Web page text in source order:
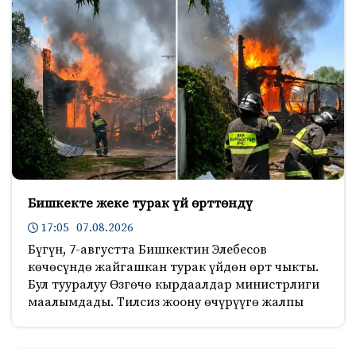
Бишкекте жеке турак үй өрттөндү
17:05 07.08.2026
Бүгүн, 7-августта Бишкектин Элебесов
көчөсүндө жайгашкан турак үйдөн өрт чыкты.
Бул тууралуу Өзгөчө кырдаалдар министрлиги
маалымдады. Тилсиз жоону өчүрүүгө жалпы